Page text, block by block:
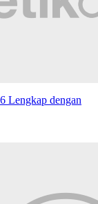
Lengkap dengan